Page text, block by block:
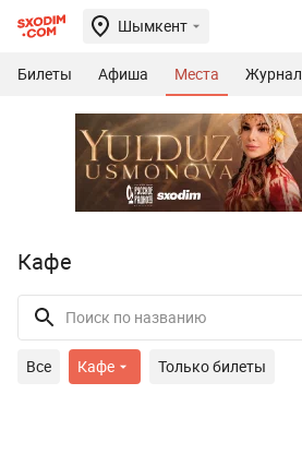
Шымкент
Билеты Афиша Места Журнал
Кафе
Все Кафе Только билеты